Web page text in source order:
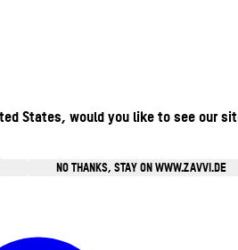
States, would you like to see our
NO THANKS, STAY ON WWW.ZAVVI.DE